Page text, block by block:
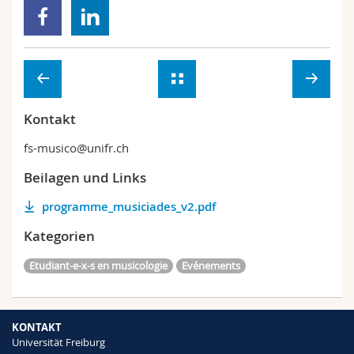
Math.-Nat. und Med. Fak.
Interfakultär
Mitarbeitende
Webmail
MyUnifr
Kontakt
fs-musico@unifr.ch
Beilagen und Links
programme_musiciades_v2.pdf
Kategorien
Etudiant-e-x-s en musicologie Evénements
KONTAKT
Universität Freiburg